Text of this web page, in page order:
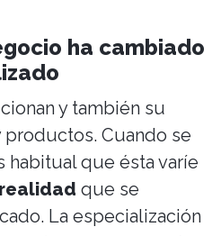
ha cambiado
y también su
Cuando se
habitual que ésta varíe
que se
La especialización